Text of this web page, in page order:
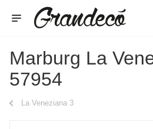
Marburg La
57954
La Veneziana 3